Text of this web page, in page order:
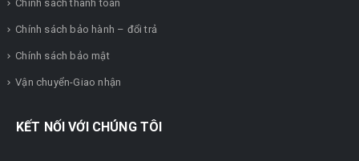
Chính sách thanh toán
Chính sách bảo hành – đổi trả
Chính sách bảo mật
Vận chuyển-Giao nhận
KẾT NỐI VỚI CHÚNG TÔI